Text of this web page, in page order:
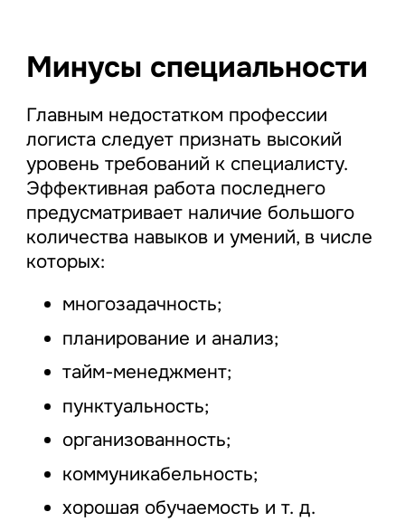
Минусы специальности
Главным недостатком профессии
логиста следует признать высокий
уровень требований к специалисту.
Эффективная работа последнего
предусматривает наличие большого
количества навыков и умений, в числе
которых:
многозадачность;
планирование и анализ;
тайм-менеджмент;
пунктуальность;
организованность;
коммуникабельность;
хорошая обучаемость и т. д.